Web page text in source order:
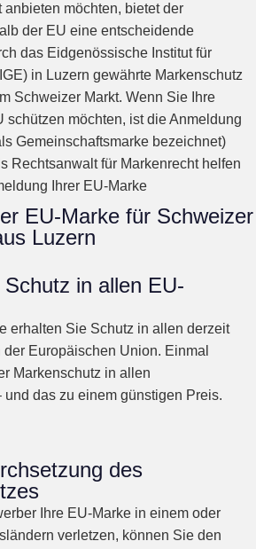
möchten, bietet der
der EU eine entscheidende
das Eidgenössische Institut für
in Luzern gewährte Markenschutz
Schweizer Markt. Wenn Sie Ihre
schützen möchten, ist die Anmeldung
Gemeinschaftsmarke bezeichnet)
Rechtsanwalt für Markenrecht helfen
Ihrer EU-Marke
EU-Marke für Schweizer
Luzern
in allen EU-
erhalten Sie Schutz in allen derzeit
Europäischen Union. Einmal
Markenschutz in allen
und das zu einem günstigen Preis.
des
Ihre EU-Marke in einem oder
verletzen, können Sie den